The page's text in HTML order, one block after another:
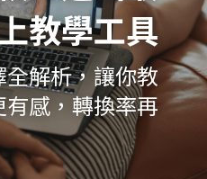
教學工具
解析，讓你教
感，轉換率再